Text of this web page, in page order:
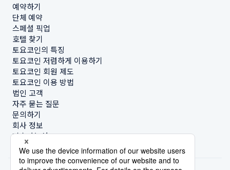
예약하기
단체 예약
스페셜 픽업
호텔 찾기
토요코인의 특징
토요코인 저렴하게 이용하기
토요코인 회원 제도
토요코인 이용 방법
법인 고객
자주 묻는 질문
문의하기
회사 정보
지속가능성